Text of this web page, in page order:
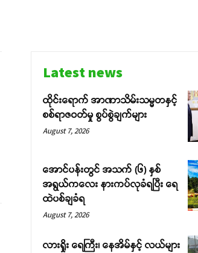
Latest news
ထိုင်းရောက် အာဏာသိမ်းသမ္မတနှင့်
စစ်ရာဇဝတ်မှု စွပ်စွဲချက်များ
August 7, 2026
အောင်ပန်းတွင် အသက် (၆) နှစ်
အရွယ်ကလေး နားကပ်လုခံရပြီး ရေ
ထဲပစ်ချခံရ
August 7, 2026
လားရှိုး ရေကြီး၊ နေအိမ်နှင့် လယ်များ